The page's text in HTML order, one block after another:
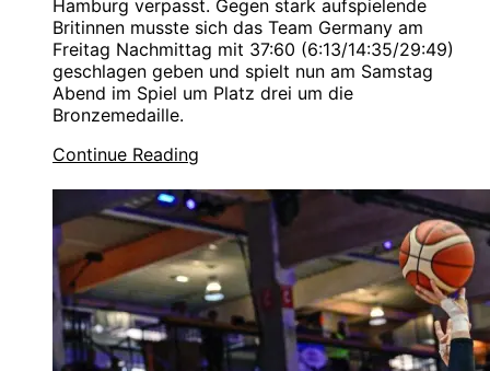
Hamburg verpasst. Gegen stark aufspielende
Britinnen musste sich das Team Germany am
Freitag Nachmittag mit 37:60 (6:13/14:35/29:49)
geschlagen geben und spielt nun am Samstag
Abend im Spiel um Platz drei um die
Bronzemedaille.
Continue Reading